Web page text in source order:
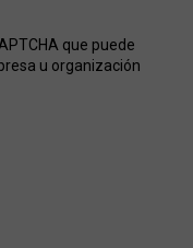
que puede
u organización